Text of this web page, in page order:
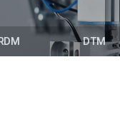
DTM